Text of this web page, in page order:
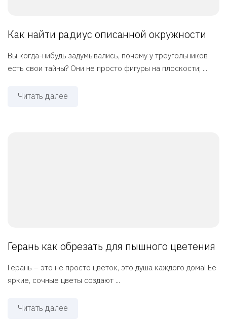
Как найти радиус описанной окружности
Вы когда-нибудь задумывались, почему у треугольников
есть свои тайны? Они не просто фигуры на плоскости; ...
Читать далее
Герань как обрезать для пышного цветения
Герань – это не просто цветок, это душа каждого дома! Ее
яркие, сочные цветы создают ...
Читать далее